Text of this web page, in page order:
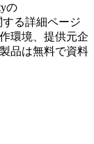
の
する詳細ページ
環境、提供元企
品は無料で資料